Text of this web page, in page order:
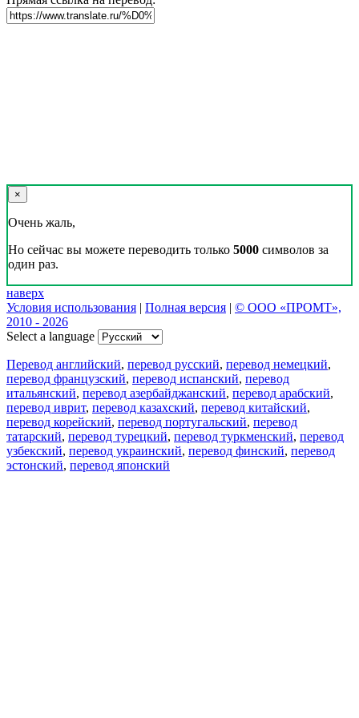
×
Очень жаль,
Но сейчас вы можете переводить только 5000 символов за
один раз.
наверх
Условия использования | Полная версия | © ООО «ПРОМТ»,
2010 - 2026
Select a language
Перевод английский, перевод русский, перевод немецкий,
перевод французский, перевод испанский, перевод
итальянский, перевод азербайджанский, перевод арабский,
перевод иврит, перевод казахский, перевод китайский,
перевод корейский, перевод португальский, перевод
татарский, перевод турецкий, перевод туркменский, перевод
узбекский, перевод украинский, перевод финский, перевод
эстонский, перевод японский